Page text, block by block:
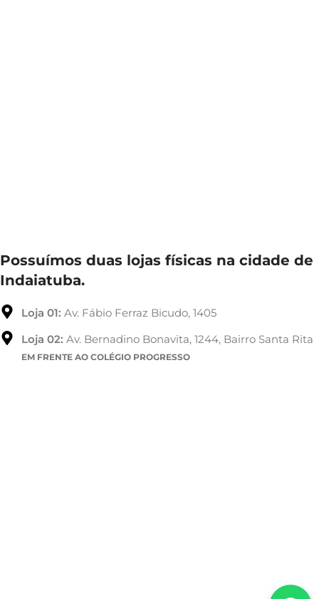
Possuímos duas lojas físicas na cidade de
Indaiatuba.
Loja 01: Av. Fábio Ferraz Bicudo, 1405
Loja 02: Av. Bernadino Bonavita, 1244, Bairro Santa Rita
EM FRENTE AO COLÉGIO PROGRESSO